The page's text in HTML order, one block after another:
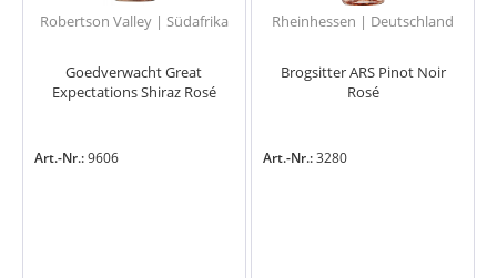
Robertson Valley | Südafrika
Goedverwacht Great
Expectations Shiraz Rosé
Art.-Nr.:9606
Rheinhessen | Deutschland
Brogsitter ARS Pinot Noir
Rosé
Art.-Nr.:3280